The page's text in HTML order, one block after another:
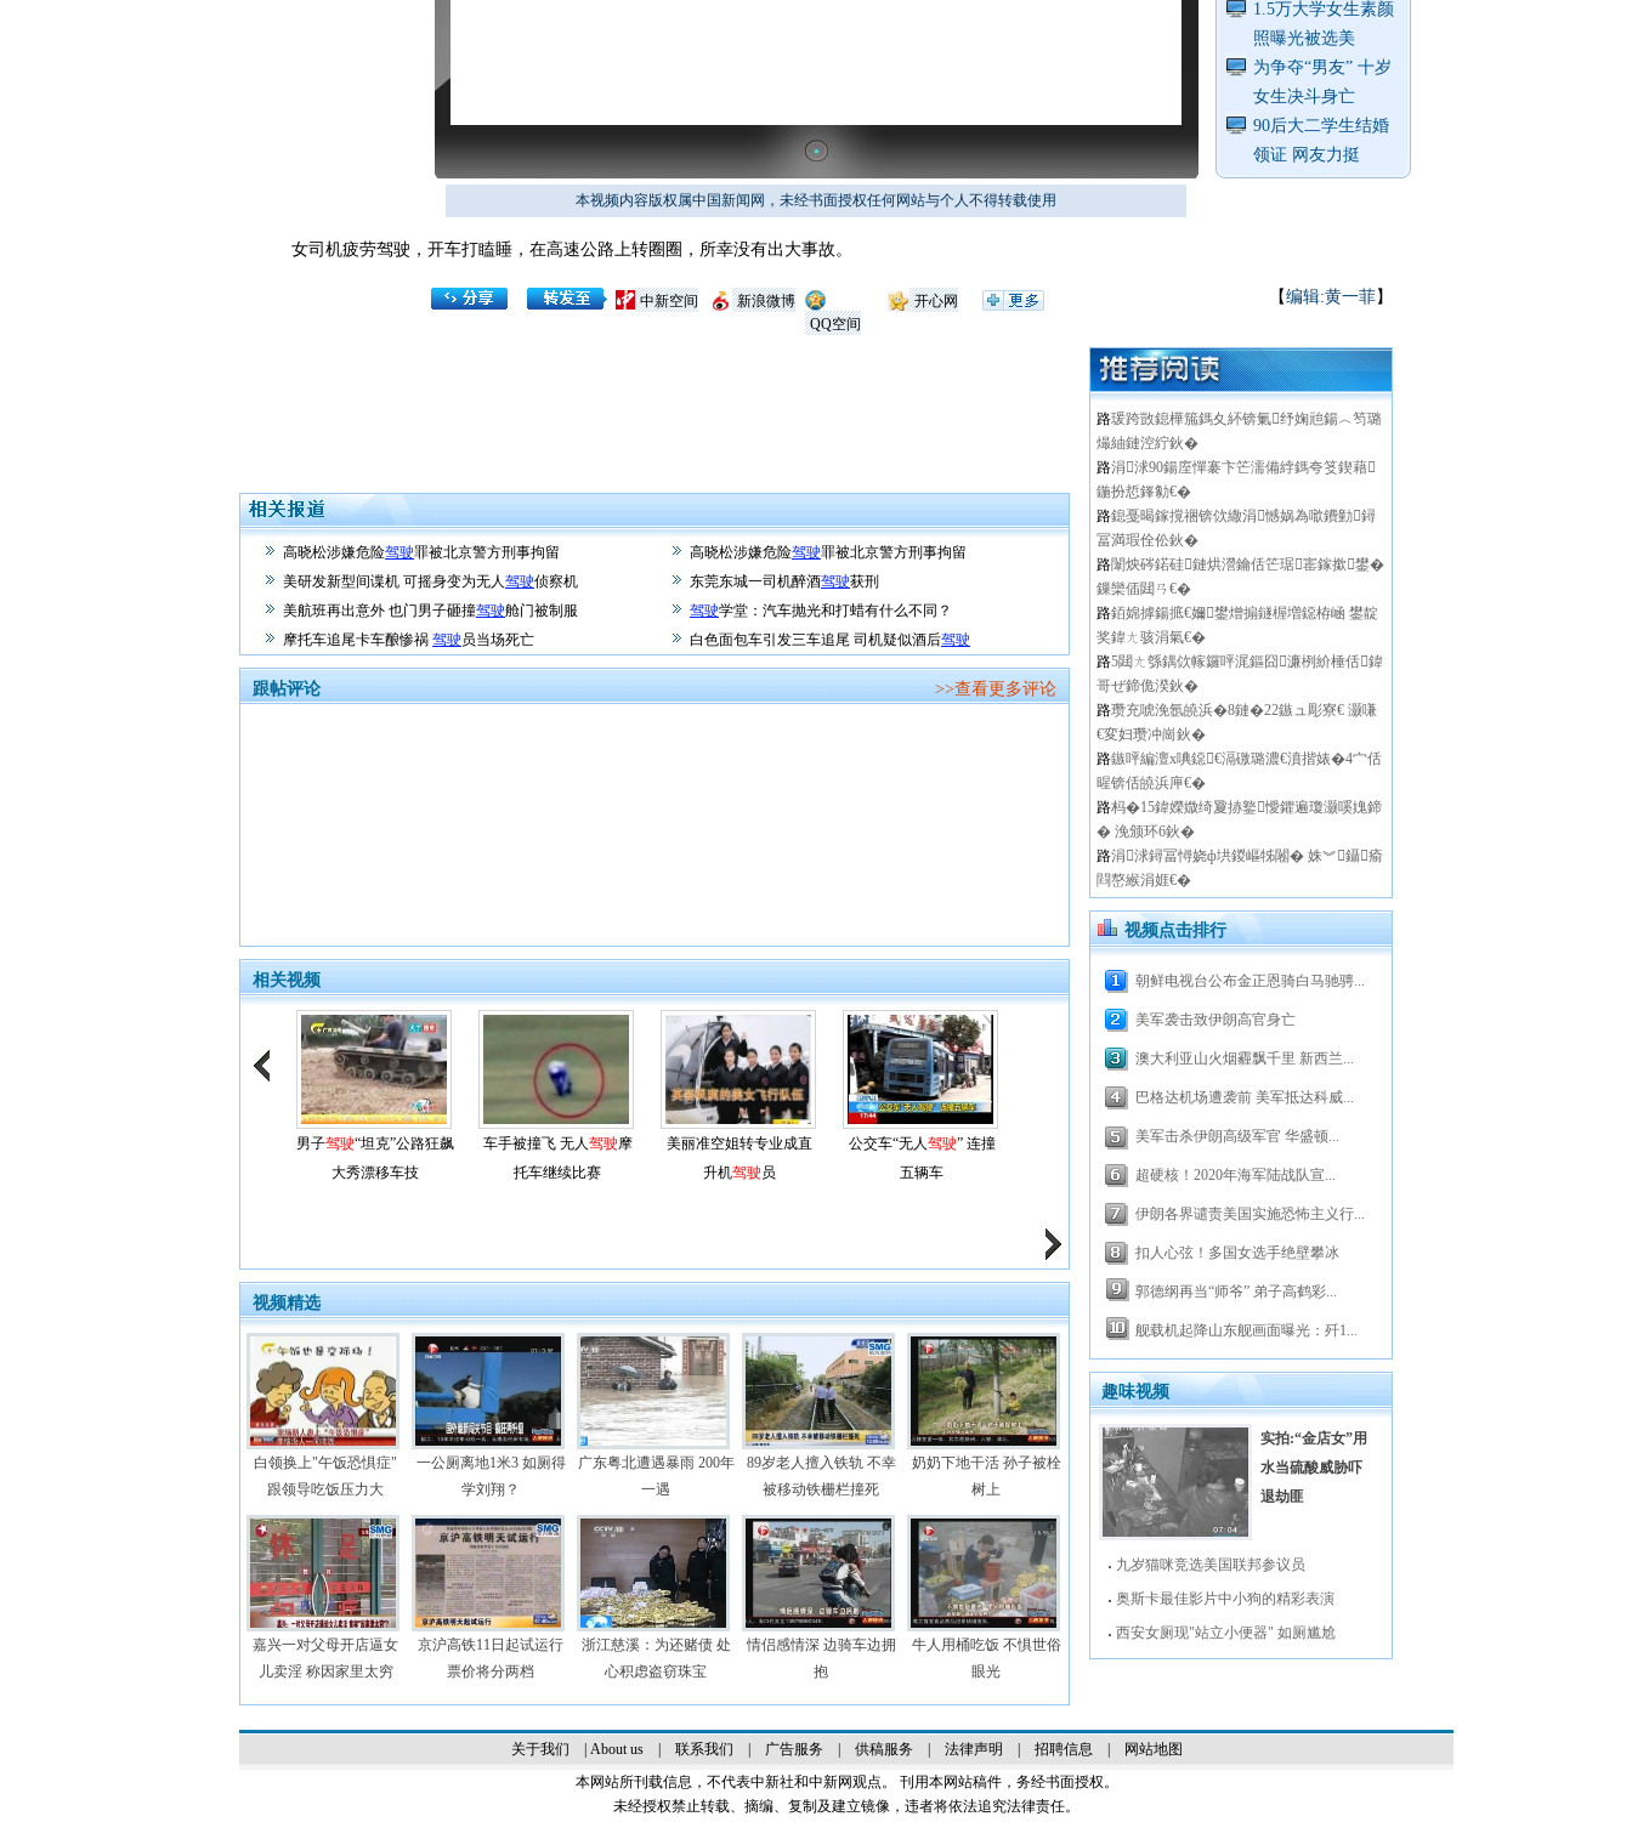
1.5万大学女生素颜
照曝光被选美
为争夺“男友” 十岁
女生决斗身亡
90后大二学生结婚
领证 网友力挺
本视频内容版权属中国新闻网，未经书面授权任何网站与个人不得转载使用
女司机疲劳驾驶，开车打瞌睡，在高速公路上转圈圈，所幸没有出大事故。
【编辑:黄一菲】
开心网
QQ空间
新浪微博
中新空间
高晓松涉嫌危险驾驶罪被北京警方刑事拘留 高晓松涉嫌危险驾驶罪被北京警方刑事拘留
美研发新型间谍机 可摇身变为无人驾驶侦察机 东莞东城一司机醉酒驾驶获刑
美航班再出意外 也门男子砸撞驾驶舱门被制服 驾驶学堂：汽车抛光和打蜡有什么不同？
摩托车追尾卡车酿惨祸 驾驶 员当场死亡 白色面包车引发三车追尾 司机疑似酒后驾驶
跟帖评论 >>查看更多评论
相关视频
男子驾驶“坦克”公路狂飙
大秀漂移车技
车手被撞飞 无人驾驶摩
托车继续比赛
美丽准空姐转专业成直
升机驾驶 员
公交车“无人驾驶” 连撞
五辆车
视频精选
白领换上"午饭恐惧症"
跟领导吃饭压力大
一公厕离地1米3 如厕得
学刘翔？
广东粤北遭遇暴雨 200年
一遇
89岁老人擅入铁轨 不幸
被移动铁栅栏撞死
奶奶下地干活 孙子被栓
树上
嘉兴一对父母开店逼女
儿卖淫 称因家里太穷
京沪高铁11日起试运行
票价将分两档
浙江慈溪：为还赌债 处
心积虑盗窃珠宝
情侣感情深 边骑车边拥
抱
牛人用桶吃饭 不惧世俗
眼光
路瑗跨敳鎴樺箷鎷夊紑锛氭纾婅兘鍚︿笉璐
熶紬鏈涳紵鈥�
路涓浗90鍚庢憚褰卞笀濡備綍鎷夸笅鍥藉
鍦扮悊鎽勨€�
路鎴戞暍鎵撹祵锛佽繖涓憾娲為噷鐨勭鐞
冨満瑕佺伀鈥�
路闈炴硶鍩硅鏈烘瀯鑰佸笀琚寚鎵撳鐢�
鏁欒偛閮ㄢ€�
路銆婂摢鍚掋€嬭鐢熷搧鐩楃増鐚栫崡 鐢靛
奖鍏ㄤ骇涓氣€�
路5閮ㄤ綔鍝佽幏鑼呯浘鏂囧濂栵紒棰佸鍏
哥ぜ鍗佹湀鈥�
路瓒充唬浼氬皢浜�8鏈�22鏃ュ彫寮€ 灏嗛
€変妇瓒冲崗鈥�
路鏃呯編澶х唺鐚€滆礉璐濃€濆揩婊�4宀佸
暒锛佸皢浜庘€�
路杩�15鍏嬫媺绮夐捇鐜懓鑺遍瓊灏嗘媿鍗
� 浼颁环6鈥�
路涓浗鐞冨憳娆ф垬鍐嶇牬闂� 姝︾鑷瘉
閰嶅緱涓娾€�
视频点击排行
朝鲜电视台公布金正恩骑白马驰骋...
美军袭击致伊朗高官身亡
澳大利亚山火烟霾飘千里 新西兰...
巴格达机场遭袭前 美军抵达科威...
美军击杀伊朗高级军官 华盛顿...
超硬核！2020年海军陆战队宣...
伊朗各界谴责美国实施恐怖主义行...
扣人心弦！多国女选手绝壁攀冰
郭德纲再当“师爷” 弟子高鹤彩...
舰载机起降山东舰画面曝光：歼1...
趣味视频
实拍:“金店女”用
水当硫酸威胁吓
退劫匪
九岁猫咪竞选美国联邦参议员
奥斯卡最佳影片中小狗的精彩表演
西安女厕现"站立小便器" 如厕尴尬
关于我们 About us| 联系我们 广告服务| 供稿服务| 法律声明 招聘信息
网站地图
本网站所刊载信息，不代表中新社和中新网观点。 刊用本网站稿件，务经书面授权。
未经授权禁止转载、摘编、复制及建立镜像，违者将依法追究法律责任。